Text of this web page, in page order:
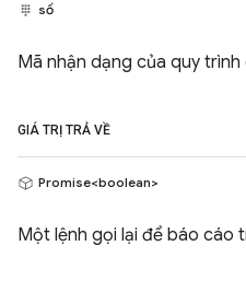
số
Mã nhận dạng của quy
GIÁ TRỊ TRẢ VỀ
Promise<boolean>
Một lệnh gọi lại để báo cáo